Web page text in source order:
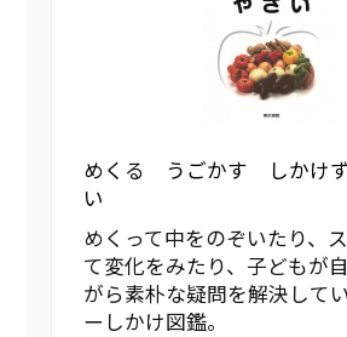
めくる うごかす しかけ
い
めくって中をのぞいたり、
て変化をみたり、子どもが
がら素朴な疑問を解決して
ーしかけ図鑑。